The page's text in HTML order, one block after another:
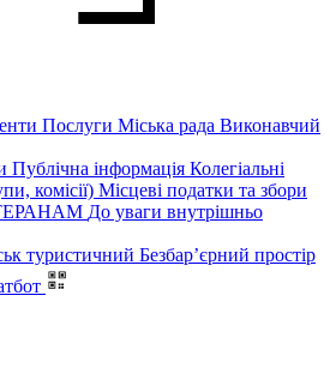
Послуги Міська рада Виконавчий
Публічна інформація Колегіальні
комісії) Місцеві податки та збори
До уваги внутрішньо
туристичний Безбар’єрний простір